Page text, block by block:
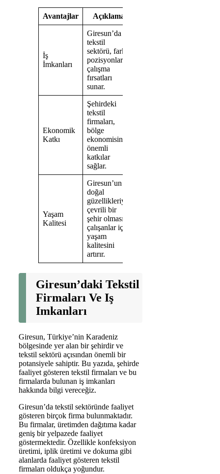
Avantajlar Açıklama
İş
İmkanları
Giresun’da
tekstil
sektörü, farklı
pozisyonlarda
çalışma
fırsatları
sunar.
Ekonomik
Katkı
Şehirdeki
tekstil
firmaları,
bölge
ekonomisine
önemli
katkılar
sağlar.
Yaşam
Kalitesi
Giresun’un
doğal
güzellikleriyle
çevrili bir
şehir olması,
çalışanlar için
yaşam
kalitesini
artırır.
Giresun’daki Tekstil
Firmaları Ve Iş
Imkanları
Giresun, Türkiye’nin Karadeniz
bölgesinde yer alan bir şehirdir ve
tekstil sektörü açısından önemli bir
potansiyele sahiptir. Bu yazıda, şehirde
faaliyet gösteren tekstil firmaları ve bu
firmalarda bulunan iş imkanları
hakkında bilgi vereceğiz.
Giresun’da tekstil sektöründe faaliyet
gösteren birçok firma bulunmaktadır.
Bu firmalar, üretimden dağıtıma kadar
geniş bir yelpazede faaliyet
göstermektedir. Özellikle konfeksiyon
üretimi, iplik üretimi ve dokuma gibi
alanlarda faaliyet gösteren tekstil
firmaları oldukça yoğundur.